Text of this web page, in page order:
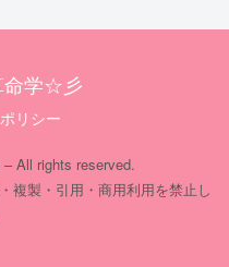
命学☆彡
リシー
All rights reserved.
複製・引用・商用利用を禁止し